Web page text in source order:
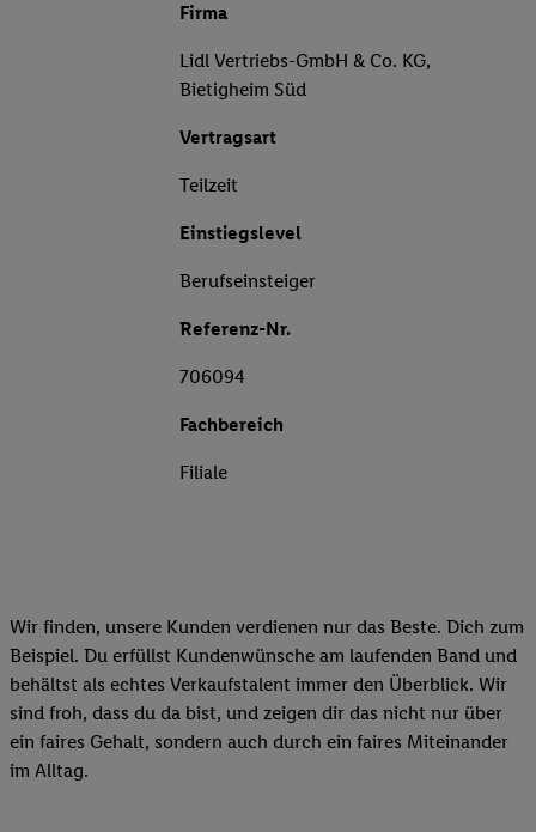
Firma
Lidl Vertriebs-GmbH & Co. KG,
Bietigheim Süd
Vertragsart
Teilzeit
Einstiegslevel
Berufseinsteiger
Referenz-Nr.
706094
Fachbereich
Filiale
Wir finden, unsere Kunden verdienen nur das Beste. Dich zum
Beispiel. Du erfüllst Kundenwünsche am laufenden Band und
behältst als echtes Verkaufstalent immer den Überblick. Wir
sind froh, dass du da bist, und zeigen dir das nicht nur über
ein faires Gehalt, sondern auch durch ein faires Miteinander
im Alltag.